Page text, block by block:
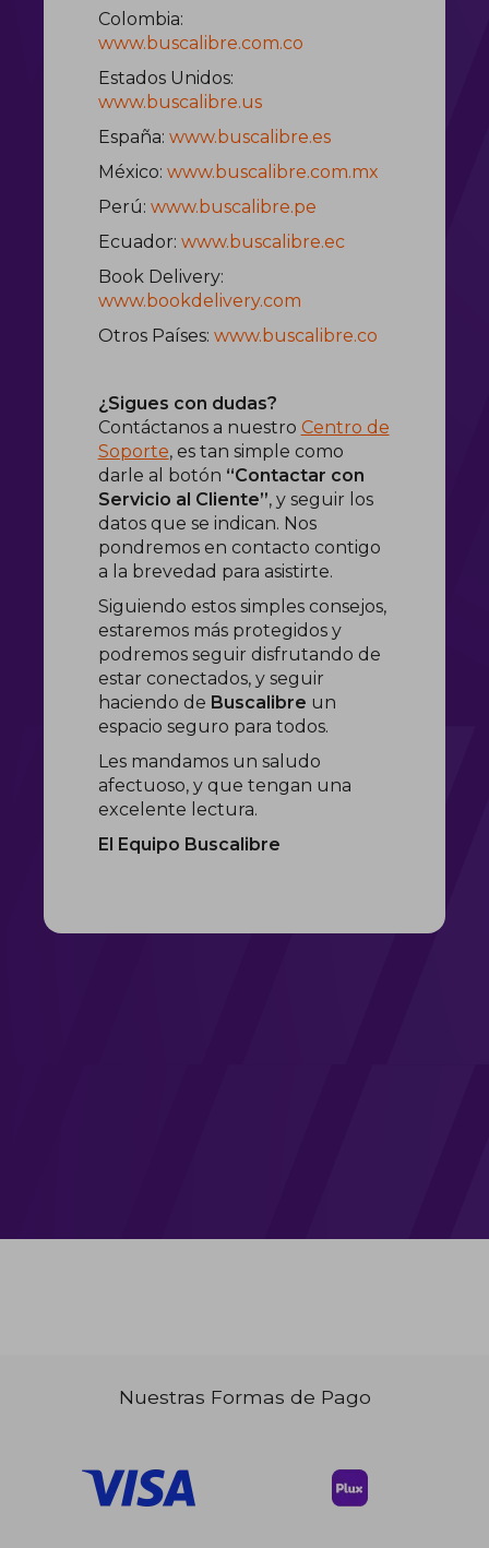
Colombia:
www.buscalibre.com.co
Estados Unidos:
www.buscalibre.us
España: www.buscalibre.es
México: www.buscalibre.com.mx
Perú: www.buscalibre.pe
Ecuador: www.buscalibre.ec
Book Delivery:
www.bookdelivery.com
Otros Países: www.buscalibre.co
¿Sigues con dudas?
Contáctanos a nuestro Centro de
Soporte, es tan simple como
darle al botón “Contactar con
Servicio al Cliente”, y seguir los
datos que se indican. Nos
pondremos en contacto contigo
a la brevedad para asistirte.
Siguiendo estos simples consejos,
estaremos más protegidos y
podremos seguir disfrutando de
estar conectados, y seguir
haciendo de Buscalibre un
espacio seguro para todos.
Les mandamos un saludo
afectuoso, y que tengan una
excelente lectura.
El Equipo Buscalibre
Nuestras Formas de Pago